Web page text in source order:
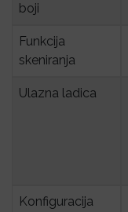
boji
Funkcija
skeniranja
Ulazna ladica
Konfiguracija